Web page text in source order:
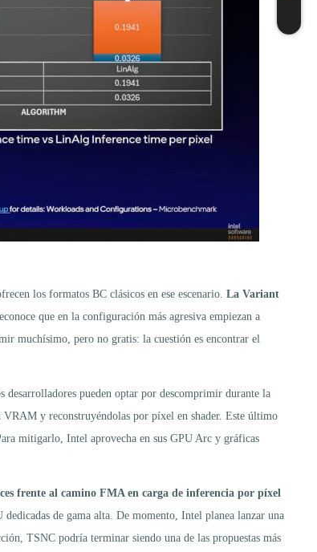
los formatos BC clásicos en ese escenario. La Variant
que en la configuración más agresiva empiezan a
muchísimo, pero no gratis: la cuestión es encontrar el
desarrolladores pueden optar por descomprimir durante la
VRAM y reconstruyéndolas por píxel en shader. Este último
mitigarlo, Intel aprovecha en sus GPU Arc y gráficas
frente al camino FMA en carga de inferencia por píxel
de gama alta. De momento, Intel planea lanzar una
TSNC podría terminar siendo una de las propuestas más